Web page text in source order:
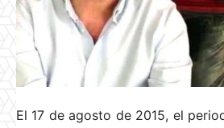
El 17 de agosto de 2015, el